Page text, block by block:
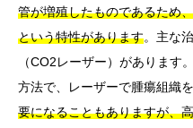
管が増殖したものであるため
という特性があります。主な
（CO2レーザー）があります
方法で、レーザーで腫瘍組織
要になることもありますが、